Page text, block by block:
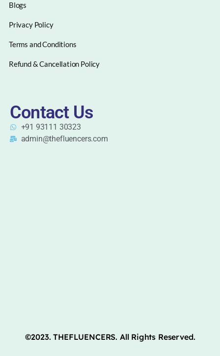
Blogs
Privacy Policy
Terms and Conditions
Refund & Cancellation Policy
Contact Us
+91 93111 30323
admin@thefluencers.com
©2023. THEFLUENCERS. All Rights Reserved.